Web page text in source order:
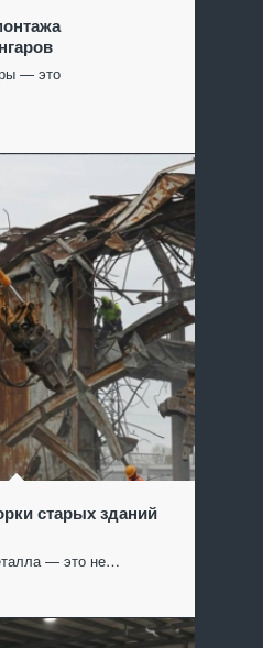
— это
старых зданий
— это не…